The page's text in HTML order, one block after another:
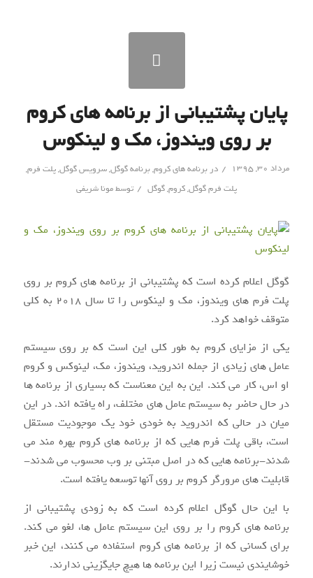
پایان پشتیبانی از برنامه های کروم
بر روی ویندوز، مک و لینکوس
مرداد ۳۰, ۱۳۹۵ / دربرنامه های کروم,برنامه گوگل,سرویس گوگل,پلت فرم,
پلت فرم گوگل,کروم,گوگل / توسطمونا شریفی
گوگل اعلام کرده است که پشتیبانی از برنامه های کروم بر روی
پلت فرم های ویندوز، مک و لینکوس را تا سال ۲۰۱۸ به کلی
متوقف خواهد کرد.
یکی از مزایای کروم به طور کلی این است که بر روی سیستم
عامل های زیادی از جمله اندروید، ویندوز، مک، لینوکس و کروم
او اس، کار می کند. این به این معناست که بسیاری از برنامه ها
در حال حاضر به سیستم عامل های مختلف، راه یافته اند. در این
میان در حالی که اندروید به خودی خود یک موجودیت مستقل
است، باقی پلت فرم هایی که از برنامه های کروم بهره مند می
شدند-برنامه هایی که در اصل مبتنی بر وب محسوب می شدند-
قابلیت های مرورگر کروم بر روی آنها توسعه یافته است.
با این حال گوگل اعلام کرده است که به زودی پشتیبانی از
برنامه های کروم را بر روی این سیستم عامل ها، لغو می کند.
برای کسانی که از برنامه های کروم استفاده می کنند، این خبر
خوشایندی نیست زیرا این برنامه ها هیچ جایگزینی ندارند.